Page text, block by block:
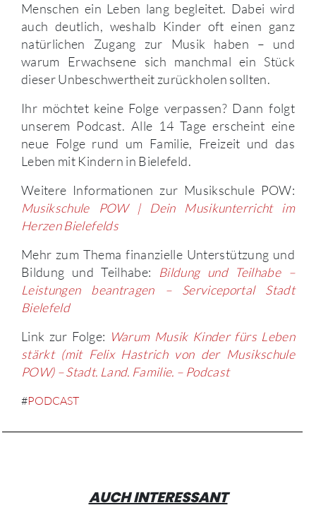
Menschen ein Leben lang begleitet. Dabei wird
auch deutlich, weshalb Kinder oft einen ganz
natürlichen Zugang zur Musik haben – und
warum Erwachsene sich manchmal ein Stück
dieser Unbeschwertheit zurückholen sollten.
Ihr möchtet keine Folge verpassen? Dann folgt
unserem Podcast. Alle 14 Tage erscheint eine
neue Folge rund um Familie, Freizeit und das
Leben mit Kindern in Bielefeld.
Weitere Informationen zur Musikschule POW:
Musikschule POW | Dein Musikunterricht im
Herzen Bielefelds
Mehr zum Thema finanzielle Unterstützung und
Bildung und Teilhabe: Bildung und Teilhabe –
Leistungen beantragen – Serviceportal Stadt
Bielefeld
Link zur Folge: Warum Musik Kinder fürs Leben
stärkt (mit Felix Hastrich von der Musikschule
POW) – Stadt. Land. Familie. – Podcast
#PODCAST
AUCH INTERESSANT